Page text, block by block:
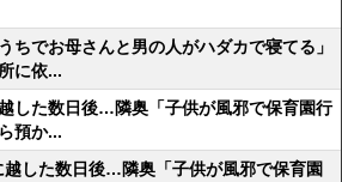
ちでお母さんと男の人がハダカで寝てる」
に依...
した数日後…隣奥「子供が風邪で保育園行
預か...
越した数日後…隣奥「子供が風邪で保育園